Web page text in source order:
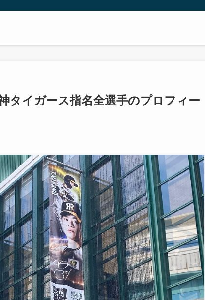
タイガース指名全選手のプロフィー